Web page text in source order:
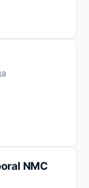
NMC